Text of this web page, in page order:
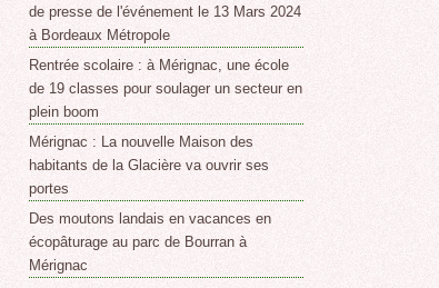
de presse de l'événement le 13 Mars 2024
à Bordeaux Métropole
Rentrée scolaire : à Mérignac, une école
de 19 classes pour soulager un secteur en
plein boom
Mérignac : La nouvelle Maison des
habitants de la Glacière va ouvrir ses
portes
Des moutons landais en vacances en
écopâturage au parc de Bourran à
Mérignac